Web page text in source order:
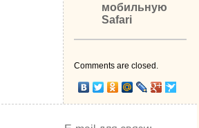
мобильную
Safari
Comments are closed.